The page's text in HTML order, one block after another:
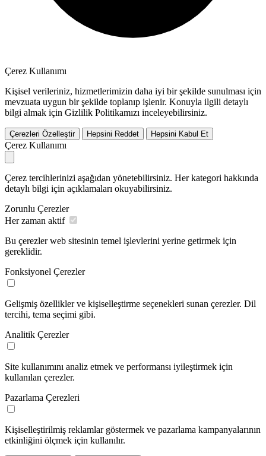
Çerez Kullanımı
Kişisel verileriniz, hizmetlerimizin daha iyi bir şekilde sunulması için
mevzuata uygun bir şekilde toplanıp işlenir. Konuyla ilgili detaylı
bilgi almak için Gizlilik Politikamızı inceleyebilirsiniz.
Çerezleri Özelleştir Hepsini Reddet Hepsini Kabul Et
Çerez Kullanımı
Çerez tercihlerinizi aşağıdan yönetebilirsiniz. Her kategori hakkında
detaylı bilgi için açıklamaları okuyabilirsiniz.
Zorunlu Çerezler
Her zaman aktif
Bu çerezler web sitesinin temel işlevlerini yerine getirmek için
gereklidir.
Fonksiyonel Çerezler
Gelişmiş özellikler ve kişiselleştirme seçenekleri sunan çerezler. Dil
tercihi, tema seçimi gibi.
Analitik Çerezler
Site kullanımını analiz etmek ve performansı iyileştirmek için
kullanılan çerezler.
Pazarlama Çerezleri
Kişiselleştirilmiş reklamlar göstermek ve pazarlama kampanyalarının
etkinliğini ölçmek için kullanılır.